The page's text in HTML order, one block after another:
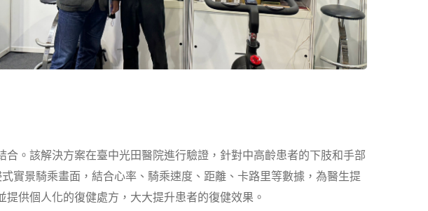
。該解決方案在臺中光田醫院進行驗證，針對中高齡患者的下肢和手部
實景騎乘畫面，結合心率、騎乘速度、距離、卡路里等數據，為醫生提
供個人化的復健處方，大大提升患者的復健效果。